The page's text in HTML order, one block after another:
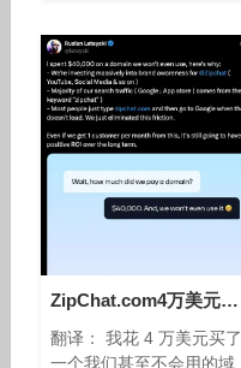
ZipChat.com4万美元被收购 AI时代com依然是主流！
翻译： 我花 4 万美元买了
一个我们甚至不会用的域